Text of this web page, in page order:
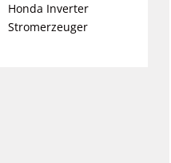
Honda Inverter
Stromerzeuger